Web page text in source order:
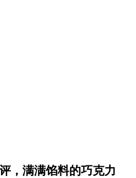
，满满馅料的巧克力